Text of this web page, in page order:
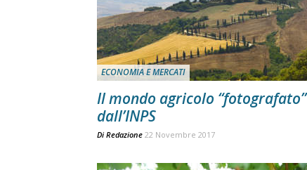
ECONOMIA E MERCATI
Il mondo agricolo “fotografato”
dall’INPS
Di Redazione 22 Novembre 2017